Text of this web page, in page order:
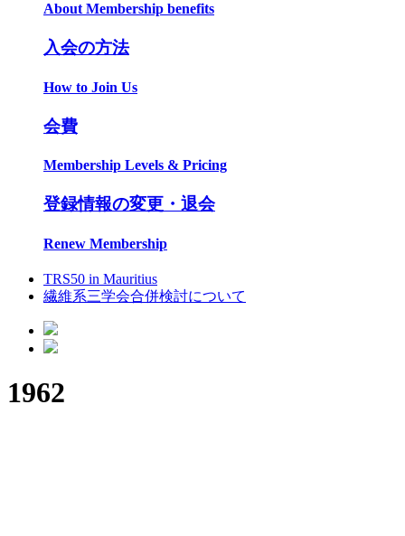
About Membership benefits
入会の方法
How to Join Us
会費
Membership Levels & Pricing
登録情報の変更・退会
Renew Membership
TRS50 in Mauritius
繊維系三学会合併検討について
1962